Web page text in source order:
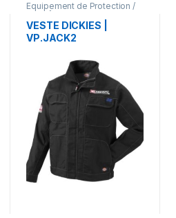
Equipement de Protection /
EPI
Vêtements de travail
VESTE DICKIES |
VP.JACK2